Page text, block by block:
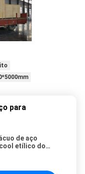
para
de aço
etílico do